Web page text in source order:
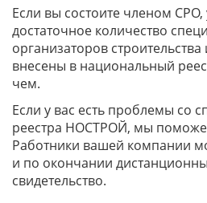
Если вы состоите членом СРО,
достаточное количество
организаторов
внесены в национальный
чем.
Если у вас есть проблемы со
реестра НОСТРОЙ, мы
Работники вашей компании
и по окончании
свидетельство.